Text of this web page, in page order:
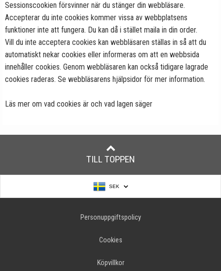
Sessionscookien försvinner när du stänger din webbläsare.
Accepterar du inte cookies kommer vissa av webbplatsens
funktioner inte att fungera. Du kan då i stället maila in din order.
Vill du inte acceptera cookies kan webbläsaren ställas in så att du
automatiskt nekar cookies eller informeras om att en webbsida
innehåller cookies. Genom webbläsaren kan också tidigare lagrade
cookies raderas. Se webbläsarens hjälpsidor för mer information.
Läs mer om vad cookies är och vad lagen säger
TILL TOPPEN
SEK
Personuppgiftspolicy
Cookies
Köpvillkor